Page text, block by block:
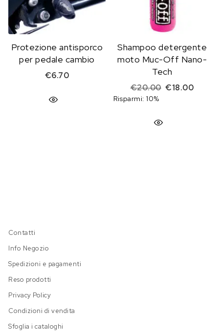
Protezione antisporco
per pedale cambio
€6.70
Shampoo detergente
moto Muc-Off Nano-
Tech
€20.00 Il prezzo
€18.00Il
Risparmi: 10%
Contatti
Info Negozio
Spedizioni e pagamenti
Reso prodotti
Privacy Policy
Condizioni di vendita
Sfoglia i cataloghi